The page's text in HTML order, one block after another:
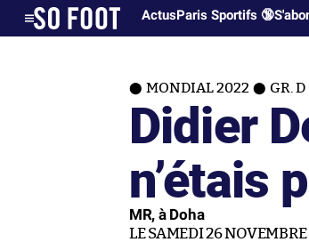
ActusParis Sportifs 🔞
MONDIAL 2022 GR. D
Didier
n’étais
MR, à Doha
LE SAMEDI 26